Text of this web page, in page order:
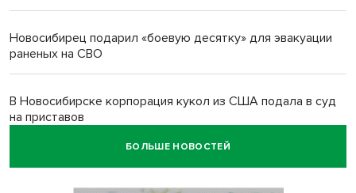
Новосибирец подарил «боевую десятку» для эвакуации
раненых на СВО
В Новосибирске корпорация кукол из США подала в суд
на приставов
В Новосибирске минздрав объявил бесплатную
БОЛЬШЕ НОВОСТЕЙ